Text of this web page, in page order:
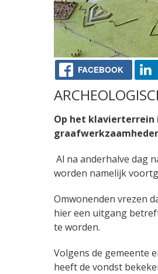
FACEBOOK
Op het klavierterrein
Al na anderhalve dag
worden namelijk
Omwonenden vrezen
hier een uitgang
te worden.
Volgens de gemeente
heeft de vondst